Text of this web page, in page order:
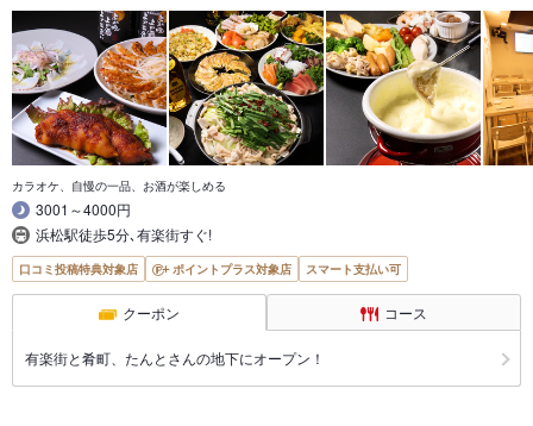
カラオケ、自慢の一品、お酒が楽しめる
3001～4000円
浜松駅徒歩5分､有楽街すぐ!
口コミ投稿特典対象店 ポイントプラス対象店 スマート支払い可
クーポン コース
有楽街と肴町、たんとさんの地下にオープン！